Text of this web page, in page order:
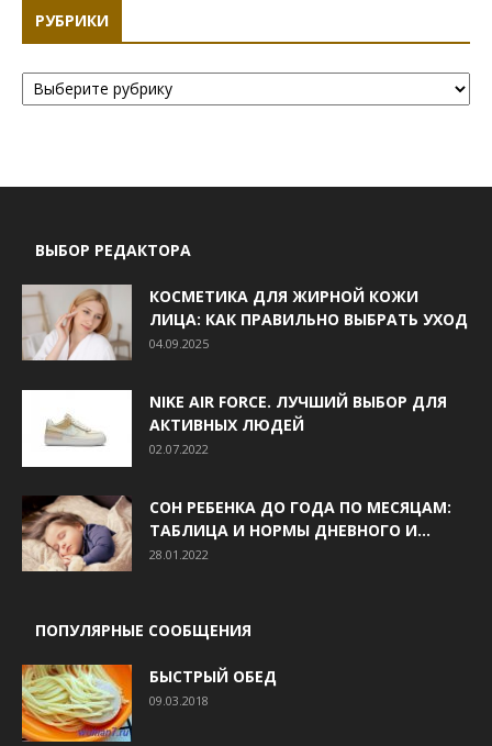
РУБРИКИ
Рубрики
ВЫБОР РЕДАКТОРА
КОСМЕТИКА ДЛЯ ЖИРНОЙ КОЖИ
ЛИЦА: КАК ПРАВИЛЬНО ВЫБРАТЬ УХОД
04.09.2025
NIKE AIR FORCE. ЛУЧШИЙ ВЫБОР ДЛЯ
АКТИВНЫХ ЛЮДЕЙ
02.07.2022
СОН РЕБЕНКА ДО ГОДА ПО МЕСЯЦАМ:
ТАБЛИЦА И НОРМЫ ДНЕВНОГО И...
28.01.2022
ПОПУЛЯРНЫЕ СООБЩЕНИЯ
БЫСТРЫЙ ОБЕД
09.03.2018